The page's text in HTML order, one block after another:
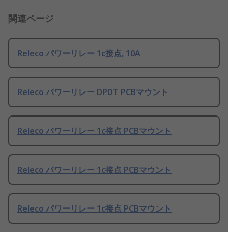
関連ページ
Releco パワーリレー 1c接点, 10A
Releco パワーリレー DPDT PCBマウント
Releco パワーリレー 1c接点 PCBマウント
Releco パワーリレー 1c接点 PCBマウント
Releco パワーリレー 1c接点 PCBマウント